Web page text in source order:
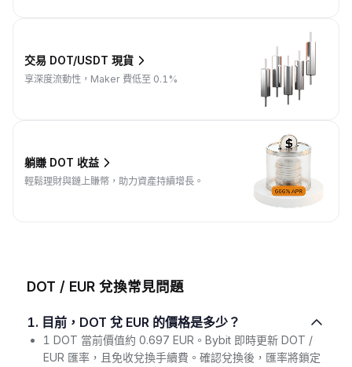
交易 DOT/USDT 現貨
享深度流動性，Maker 費低至 0.1%
躺賺 DOT 收益
輕鬆理財與鏈上賺幣，助力資產持續增長。
DOT / EUR 兌換常見問題
1. 目前，DOT 兌 EUR 的價格是多少？
1 DOT 當前價值約 0.697 EUR。Bybit 即時更新 DOT /
EUR 匯率，且免收兌換手續費。確認兌換後，匯率將鎖定